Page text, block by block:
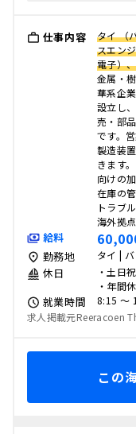
仕事内容
タイ （
スエン
電子）
金属・
華系企
設立し
売・部
です。
製造装
きます
向けの
在庫の
トラブ
海外拠
給料
勤務地 タイ | バ
休日
・土日祝
・年間
就業時間
8:15 〜
求人掲載元Reeracoen
この